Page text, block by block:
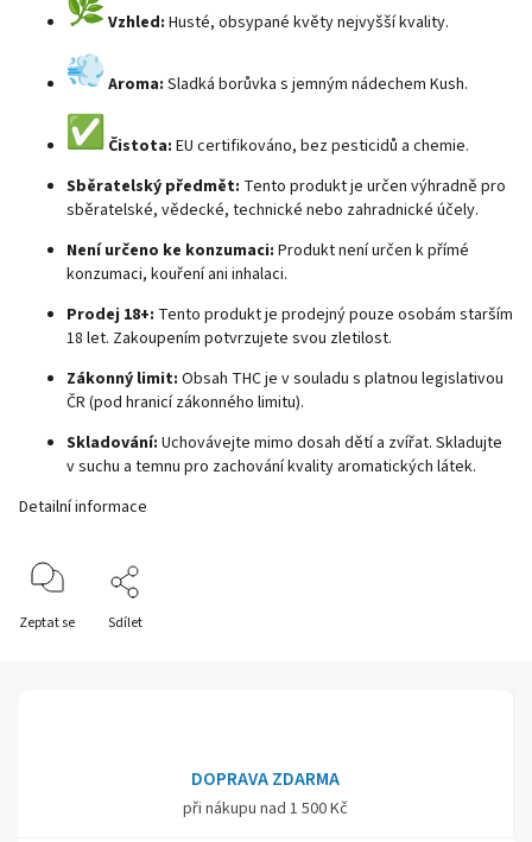
Vzhled: Husté, obsypané květy nejvyšší kvality.
Aroma: Sladká borůvka s jemným nádechem Kush.
Čistota: EU certifikováno, bez pesticidů a chemie.
Sběratelský předmět: Tento produkt je určen výhradně pro
sběratelské, vědecké, technické nebo zahradnické účely.
Není určeno ke konzumaci: Produkt není určen k přímé
konzumaci, kouření ani inhalaci.
Prodej 18+: Tento produkt je prodejný pouze osobám starším
18 let. Zakoupením potvrzujete svou zletilost.
Zákonný limit: Obsah THC je v souladu s platnou legislativou
ČR (pod hranicí zákonného limitu).
Skladování: Uchovávejte mimo dosah dětí a zvířat. Skladujte
v suchu a temnu pro zachování kvality aromatických látek.
Detailní informace
Zeptat se Sdílet
DOPRAVA ZDARMA
při nákupu nad 1 500 Kč